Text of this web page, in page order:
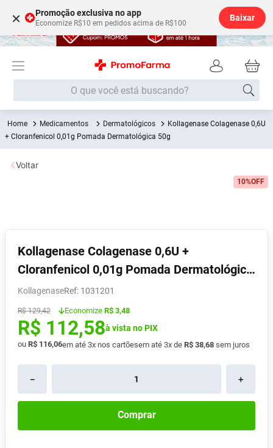
× Promoção exclusiva no app
Economize R$10 em pedidos acima de R$100
Baixar
O que você está buscando?
Medicamentos Dermatológicos
Kollagenase Colagenase 0,6U
+ Cloranfenicol 0,01g Pomada Dermatológica 50g
10%OFF
Kollagenase Colagenase 0,6U +
Cloranfenicol 0,01g Pomada Dermatológica
50g
Kollagenase : 1031201
R$ 129,42 Economize R$ 3,48
R$ 112,58à vista no PIX
ou R$ 116,06em até 3x nos cartõesem até 3x de R$ 38,68 sem juros
＋
－
Comprar
Voltar
Termos mais buscados
1º Fralda
2
5º Fralda G
6º Desodorante
7º Shampoo
8º Pampers Confort Sec
9 º Vitamina D
10 Soro Fisiológico